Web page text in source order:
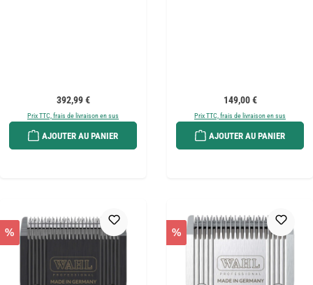
Prix régulier :
392,99 €
Prix TTC, frais de livraison en sus
AJOUTER AU PANIER
Prix régulier :
149,00 €
Prix TTC, frais de livraison en sus
AJOUTER AU PANIER
% %